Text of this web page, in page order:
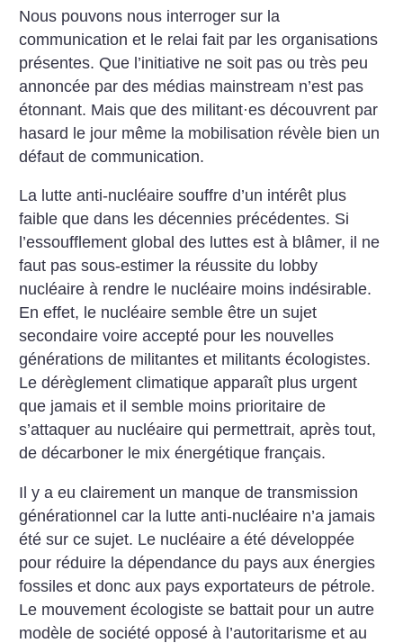
Nous pouvons nous interro­ger sur la
communication et le relai fait par les organisations
présentes. Que l’initiative ne soit pas ou très peu
annoncée par des médias mainstream n’est pas
étonnant. Mais que des militant·es découvrent par
hasard le jour même la mobilisation révèle bien un
défaut de communication.
La lutte anti-nucléaire souffre d’un intérêt plus
faible que dans les décennies précédentes. Si
l’essoufflement global des luttes est à blâmer, il ne
faut pas sous-estimer la réussite du lobby
nucléaire à rendre le nucléaire moins indésirable.
En effet, le nucléaire semble être un sujet
secondaire voire accepté pour les nouvelles
générations de militantes et militants écologistes.
Le dé­règlement climatique apparaît plus urgent
que jamais et il ­semble moins prioritaire de
s’attaquer au nucléaire qui permettrait, après tout,
de dé­carboner le mix éner­gétique français.
Il y a eu clairement un manque de transmission
générationnel car la lutte anti-nucléaire n’a jamais
été sur ce sujet. Le nucléaire a été développée
pour réduire la dépendance du pays aux énergies
fossiles et donc aux pays exportateurs de pétrole.
Le mouvement écologiste se battait pour un autre
modèle de société opposé à l’auto­ritarisme et au